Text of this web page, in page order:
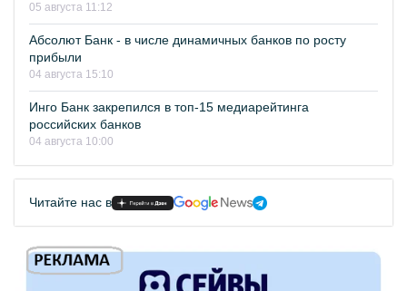
05 августа 11:12
Абсолют Банк - в числе динамичных банков по росту
прибыли
04 августа 15:10
Инго Банк закрепился в топ-15 медиарейтинга
российских банков
04 августа 10:00
Читайте нас в